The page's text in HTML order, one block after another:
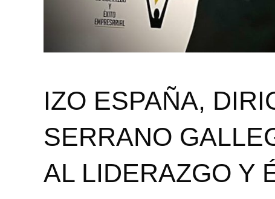
IZO ESPAÑA,
SERRANO
AL LIDERAZGO Y